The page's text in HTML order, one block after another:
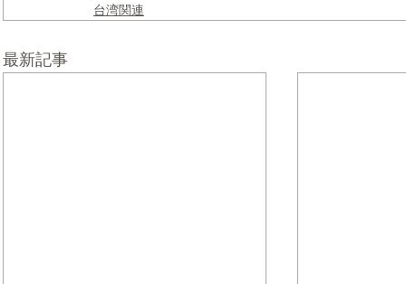
台湾関連
最新記事